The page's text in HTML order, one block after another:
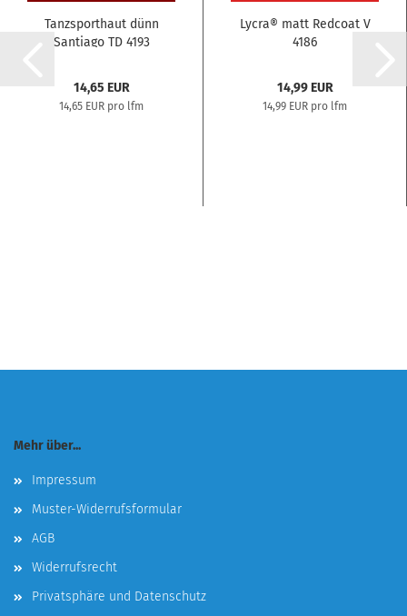
Tanzsporthaut dünn
Santiago TD 4193
14,65 EUR
14,65 EUR pro lfm
Lycra® matt Redcoat V
4186
14,99 EUR
14,99 EUR pro lfm
Mehr über...
Impressum
Muster-Widerrufsformular
AGB
Widerrufsrecht
Privatsphäre und Datenschutz